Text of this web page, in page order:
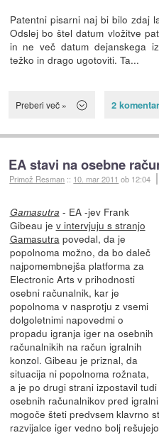
Patentni pisarni naj bi bilo zdaj
Odslej bo štel datum vložitve
in ne več datum dejanskega
težko in drago ugotoviti. Ta...
Preberi več » 2
EA stavi na osebne
Primož Resman :: 10. mar 2011 ob 12:04
Gamasutra - EA -jev Frank
Gibeau je v intervjuju s stranjo
Gamasutra povedal, da je
popolnoma možno, da bo daleč
najpomembnejša platforma za
Electronic Arts v prihodnosti
osebni računalnik, kar je
popolnoma v nasprotju z vsemi
dolgoletnimi napovedmi o
propadu igranja iger na osebnih
računalnikih na račun igralnih
konzol. Gibeau je priznal, da
situacija ni popolnoma rožnata,
a je po drugi strani izpostavil
osebnih računalnikov pred
mogoče šteti predvsem klavrno
razvijalce iger vedno bolj